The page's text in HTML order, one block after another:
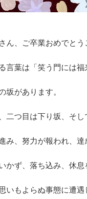
ん、ご卒業おめでとう
言葉は「笑う門には福
坂があります。
二つ目は下り坂、そし
み、努力が報われ、達
かず、落ち込み、休息
いもよらぬ事態に遭